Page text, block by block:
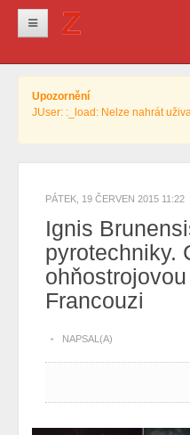
Krimi
Info z města
Pro ženy
Upozornění
JUser: :_load: Nelze nahrát
PÁTEK, 19 ČERVEN 2015 11:22
Ignis
pyrotechniky.
Francouzi
NAPSAL(A)